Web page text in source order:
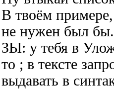
В твоём
не нужен был бы.
ЗЫ: у тебя в
то ; в тексте
выдавать в